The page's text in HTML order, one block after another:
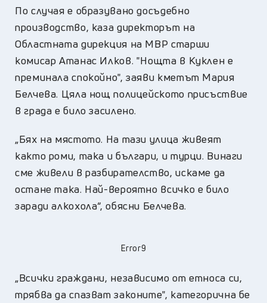
По случая е образувано досъдебно
производство, каза директорът на
Областната дирекция на МВР старши
комисар Атанас Илков. "Нощта в Куклен е
преминала спокойно", заяви кметът Мария
Белчева. Цяла нощ полицейското присъствие
в града е било засилено.
„Бях на мястото. На тази улица живеят
както роми, така и българи, и турци. Винаги
сме живели в разбирателство, искаме да
остане така. Най-вероятно всичко е било
заради алкохола“, обясни Белчева.
Error9
„Всички граждани, независимо от етноса си,
трябва да спазват законите", категорична бе